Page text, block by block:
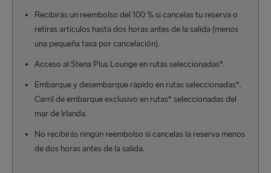
Recibirás un reembolso del 100 % si cancelas tu reserva o
retiras artículos hasta dos horas antes de la salida (menos
una pequeña tasa por cancelación).
Acceso al Stena Plus Lounge en rutas seleccionadas*.
Embarque y desembarque rápido en rutas seleccionadas*.
Carril de embarque exclusivo en rutas* seleccionadas del
mar de Irlanda.
No recibirás ningún reembolso si cancelas la reserva menos
de dos horas antes de la salida.